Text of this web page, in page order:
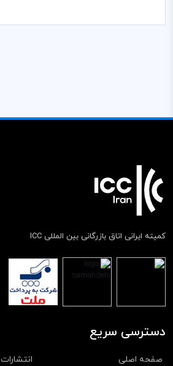
کمیته ایرانی اتاق بازرگانی بین المللی ICC
دسترسی سریع
صفحه اصلی
انتشارات